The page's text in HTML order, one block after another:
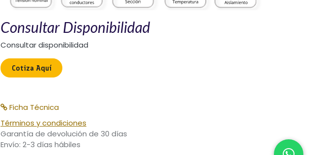
Consultar Disponibilidad
Consultar disponibilidad
Cotiza Aquí​
Ficha Técnica
Términos y condiciones
Garantía de devolución de 30 días
Envío: 2-3 días hábiles